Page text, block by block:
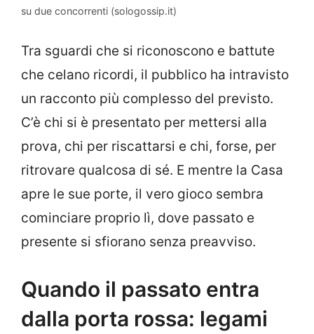
su due concorrenti (sologossip.it)
Tra sguardi che si riconoscono e battute
che celano ricordi, il pubblico ha intravisto
un racconto più complesso del previsto.
C’è chi si è presentato per mettersi alla
prova, chi per riscattarsi e chi, forse, per
ritrovare qualcosa di sé. E mentre la Casa
apre le sue porte, il vero gioco sembra
cominciare proprio lì, dove passato e
presente si sfiorano senza preavviso.
Quando il passato entra
dalla porta rossa: legami